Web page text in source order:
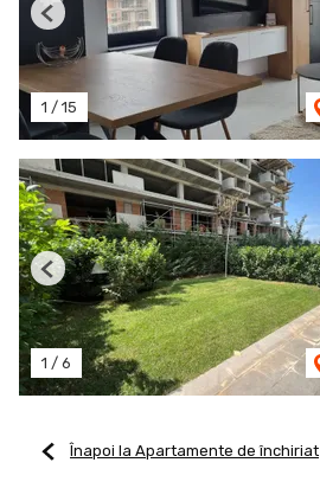
1 / 15
Previous
1 / 6
Previous
Înapoi la Apartamente de închiriat